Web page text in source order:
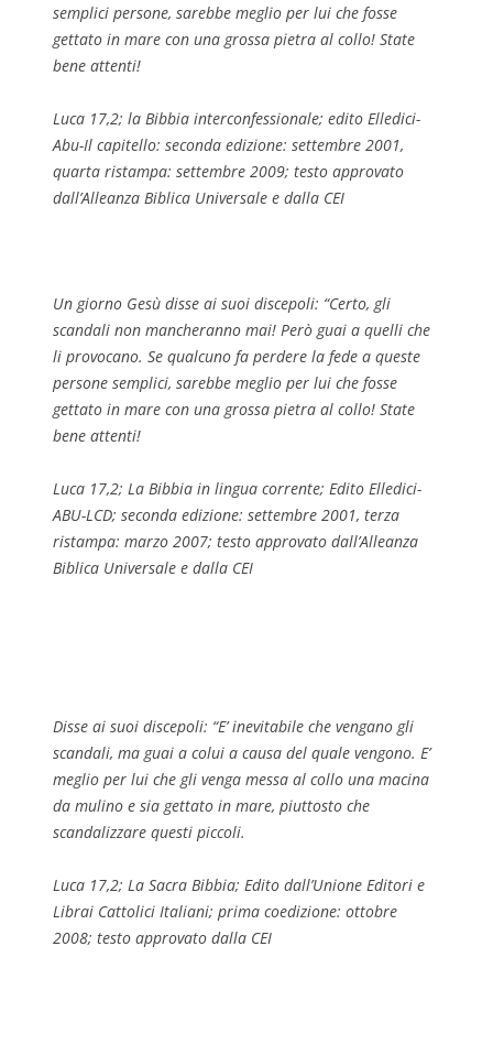
semplici persone, sarebbe meglio per lui che fosse
gettato in mare con una grossa pietra al collo! State
bene attenti!
Luca 17,2; la Bibbia interconfessionale; edito Elledici-
Abu-Il capitello: seconda edizione: settembre 2001,
quarta ristampa: settembre 2009; testo approvato
dall’Alleanza Biblica Universale e dalla CEI
Un giorno Gesù disse ai suoi discepoli: “Certo, gli
scandali non mancheranno mai! Però guai a quelli che
li provocano. Se qualcuno fa perdere la fede a queste
persone semplici, sarebbe meglio per lui che fosse
gettato in mare con una grossa pietra al collo! State
bene attenti!
Luca 17,2; La Bibbia in lingua corrente; Edito Elledici-
ABU-LCD; seconda edizione: settembre 2001, terza
ristampa: marzo 2007; testo approvato dall’Alleanza
Biblica Universale e dalla CEI
Disse ai suoi discepoli: “E’ inevitabile che vengano gli
scandali, ma guai a colui a causa del quale vengono. E’
meglio per lui che gli venga messa al collo una macina
da mulino e sia gettato in mare, piuttosto che
scandalizzare questi piccoli.
Luca 17,2; La Sacra Bibbia; Edito dall’Unione Editori e
Librai Cattolici Italiani; prima coedizione: ottobre
2008; testo approvato dalla CEI